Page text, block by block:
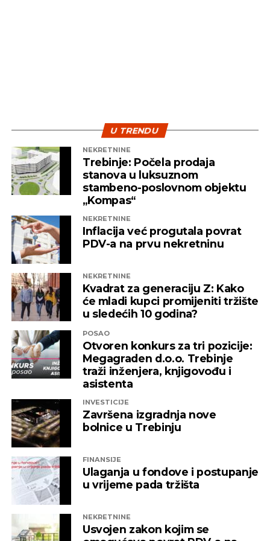
zadataka
REKLAMA
· organizovanje transportnih i carinskih poslova
Nudimo vam odlične uslove, priliku za
unapređenje, usavršavanje i vrednovanje vašeg
rada.
Zainteresovani kandidati svoju biografiju mogu
poslati na e-mail adresu: info@dinecogroup.com
Kontakt telefon:+387 59 270 530
Konkurs ostaje otvoren do popunjavanja
navedenih pozicija.
SLIČNE TEME: TREBINJE DINECO POSAO
Vaš Dineco namještaj po mjeri
dinecogroup.com
U TRENDU
NEKRETNINE
Trebinje: Počela prodaja
stanova u luksuznom
stambeno-poslovnom objektu
„Kompas“
NEKRETNINE
Inflacija već progutala povrat
PDV-a na prvu nekretninu
NEKRETNINE
Kvadrat za generaciju Z: Kako
će mladi kupci promijeniti tržište
u sledećih 10 godina?
POSAO
Otvoren konkurs za tri pozicije:
Megagraden d.o.o. Trebinje
traži inženjera, knjigovođu i
asistenta
INVESTICIJE
Završena izgradnja nove
bolnice u Trebinju
FINANSIJE
Ulaganja u fondove i postupanje
u vrijeme pada tržišta
NEKRETNINE
Usvojen zakon kojim se